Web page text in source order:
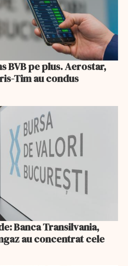
BVB pe plus. Aerostar,
Tim au condus
Banca Transilvania,
au concentrat cele